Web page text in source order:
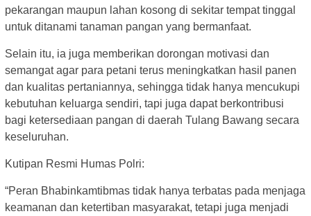
pekarangan maupun lahan kosong di sekitar tempat tinggal
untuk ditanami tanaman pangan yang bermanfaat.
Selain itu, ia juga memberikan dorongan motivasi dan
semangat agar para petani terus meningkatkan hasil panen
dan kualitas pertaniannya, sehingga tidak hanya mencukupi
kebutuhan keluarga sendiri, tapi juga dapat berkontribusi
bagi ketersediaan pangan di daerah Tulang Bawang secara
keseluruhan.
Kutipan Resmi Humas Polri:
“Peran Bhabinkamtibmas tidak hanya terbatas pada menjaga
keamanan dan ketertiban masyarakat, tetapi juga menjadi